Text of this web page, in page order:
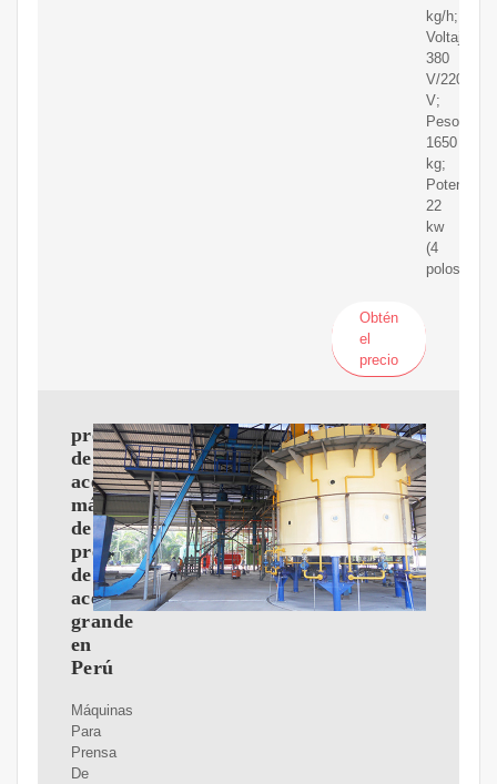
kg/h;
Voltaje:
380
V/220
V;
Peso:
1650
kg;
Potencia:
22
kw
(4
polos)
Obtén
el
precio
prensa
de
aceite
máquina
de
prensa
de
aceite
grande
en
Perú
Máquinas
Para
Prensa
De